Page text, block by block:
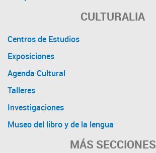
CULTURALIA
Centros de Estudios
Exposiciones
Agenda Cultural
Talleres
Investigaciones
Museo del libro y de la lengua
MÁS SECCIONES